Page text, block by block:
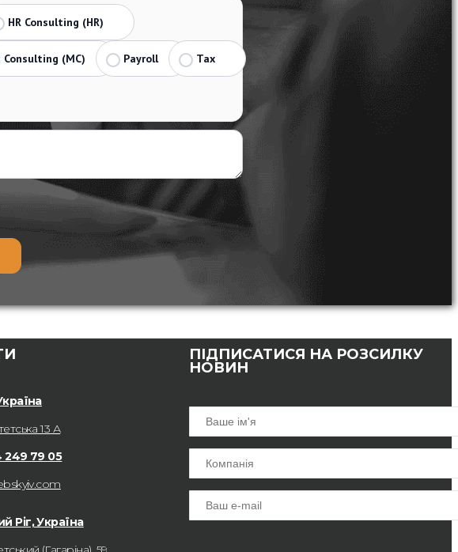
HR Consulting (HR)
(MC) Payroll Tax
13 А
249 79 05
Ріг, Україна
ПІДПИСАТИСЯ НА РОЗСИЛКУ
НОВИН